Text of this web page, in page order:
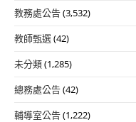
教務處公告(3,532)
教師甄選(42)
未分類(1,285)
總務處公告(42)
輔導室公告(1,222)